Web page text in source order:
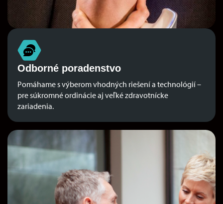
Odborné poradenstvo
Pomáhame s výberom vhodných riešení a technológií –
pre súkromné ​​ordinácie aj veľké zdravotnícke
zariadenia.